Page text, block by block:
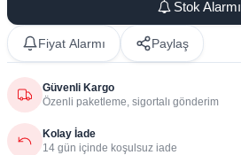
Stok Alarmı
Fiyat Alarmı Paylaş
Güvenli Kargo
Özenli paketleme, sigortalı gönderim
Kolay İade
14 gün içinde koşulsuz iade